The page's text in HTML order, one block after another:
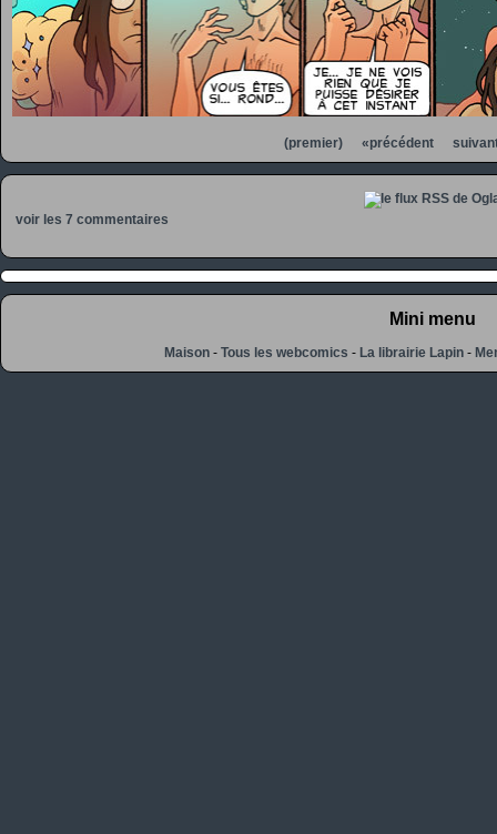
(premier) «précédent
voir les 7 commentaires
Mini menu
Maison -Tous les webcomics -La librairie Lapin -